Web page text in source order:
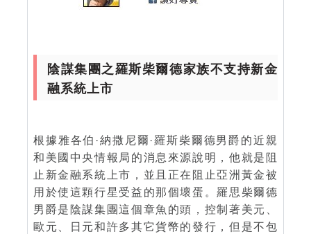
陰謀集團之羅斯柴爾德家族不支持新金
融系統上市
根據雅各伯·納撒尼爾·羅斯柴爾德男爵的近親
和美國中央情報局的消息來源說明，他就是阻
止新金融系統上市，並且正在阻止亞洲黃金被
用於使這顆行星受益的那個壞蛋。羅思柴爾德
男爵是陰謀集團這個章魚的頭，控制著美元、
歐元、日元和許多其它貨幣的發行，但是不包